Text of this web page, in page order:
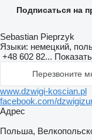
Подписаться на
Sebastian Pieprzyk
Языки: немецкий,
+48 602 82... Показать
Перезвоните
www.dzwigi-koscian.pl
facebook.com/
Адрес
Польша,